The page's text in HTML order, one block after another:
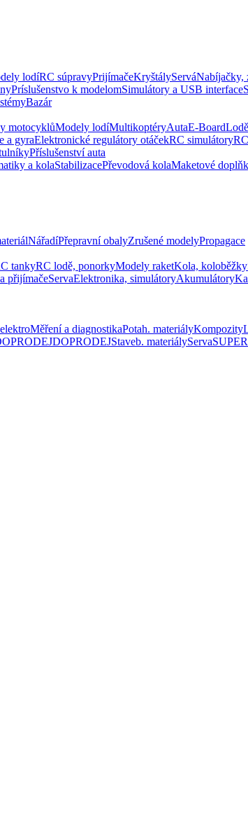
lodíRC súpravyPrijímačeKryštályServáNabíjačky,
Príslušenstvo k modelomSimulátory a USB interface
Bazár
motocyklůModely lodíMultikoptéryAutaE-BoardLodě
a gyraElektronické regulátory otáčekRC simulátory
Příslušenství auta
a kolaStabilizacePřevodová kolaMaketové
NářadíPřepravní obalyZrušené modelyPropagace
tankyRC lodě, ponorkyModely raketKola, koloběžky
přijímačeServaElektronika, simulátoryAkumulátory
Měření a diagnostikaPotah. materiályKompozity
DOPRODEJStaveb. materiályServa